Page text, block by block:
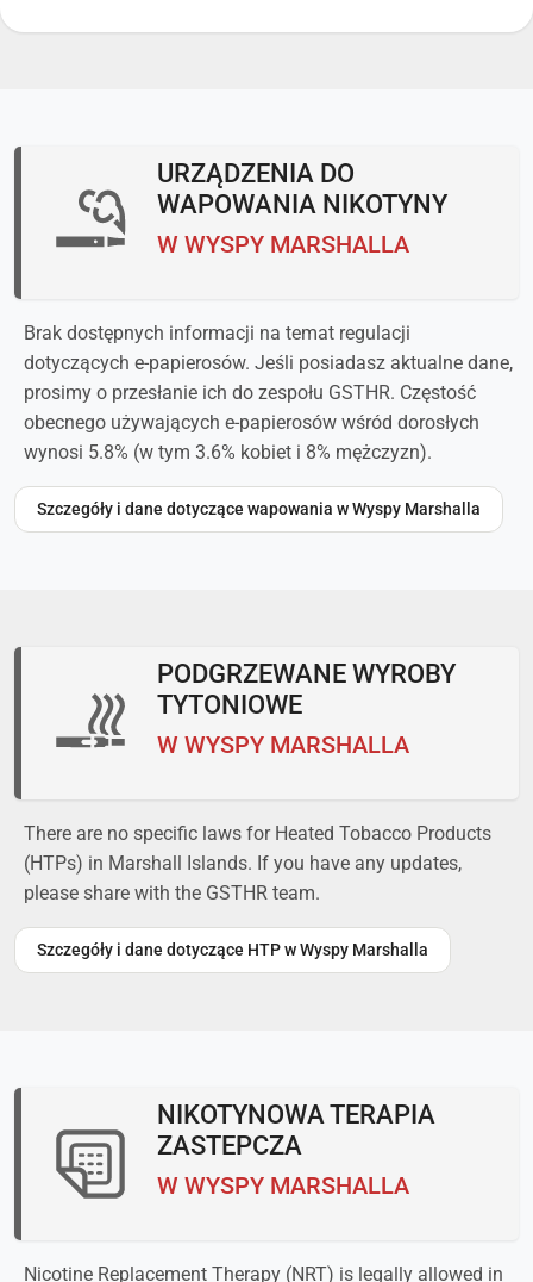
URZĄDZENIA DO
WAPOWANIA NIKOTYNY
W WYSPY MARSHALLA
Brak dostępnych informacji na temat regulacji
dotyczących e-papierosów. Jeśli posiadasz aktualne dane,
prosimy o przesłanie ich do zespołu GSTHR. Częstość
obecnego używających e-papierosów wśród dorosłych
wynosi 5.8% (w tym 3.6% kobiet i 8% mężczyzn).
Szczegóły i dane dotyczące wapowania w Wyspy Marshalla
PODGRZEWANE WYROBY
TYTONIOWE
W WYSPY MARSHALLA
There are no specific laws for Heated Tobacco Products
(HTPs) in Marshall Islands. If you have any updates,
please share with the GSTHR team.
Szczegóły i dane dotyczące HTP w Wyspy Marshalla
NIKOTYNOWA TERAPIA
ZASTEPCZA
W WYSPY MARSHALLA
Nicotine Replacement Therapy (NRT) is legally allowed in